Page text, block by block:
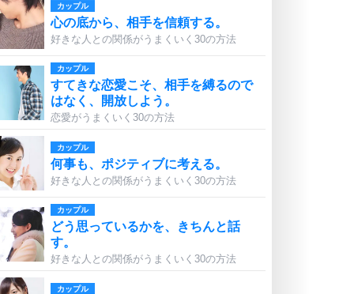
カップル
心の底から、相手を信頼する。
好きな人との関係がうまくいく30の方法
カップル
すてきな恋愛こそ、相手を縛るので
はなく、開放しよう。
恋愛がうまくいく30の方法
カップル
何事も、ポジティブに考える。
好きな人との関係がうまくいく30の方法
カップル
どう思っているかを、きちんと話
す。
好きな人との関係がうまくいく30の方法
カップル